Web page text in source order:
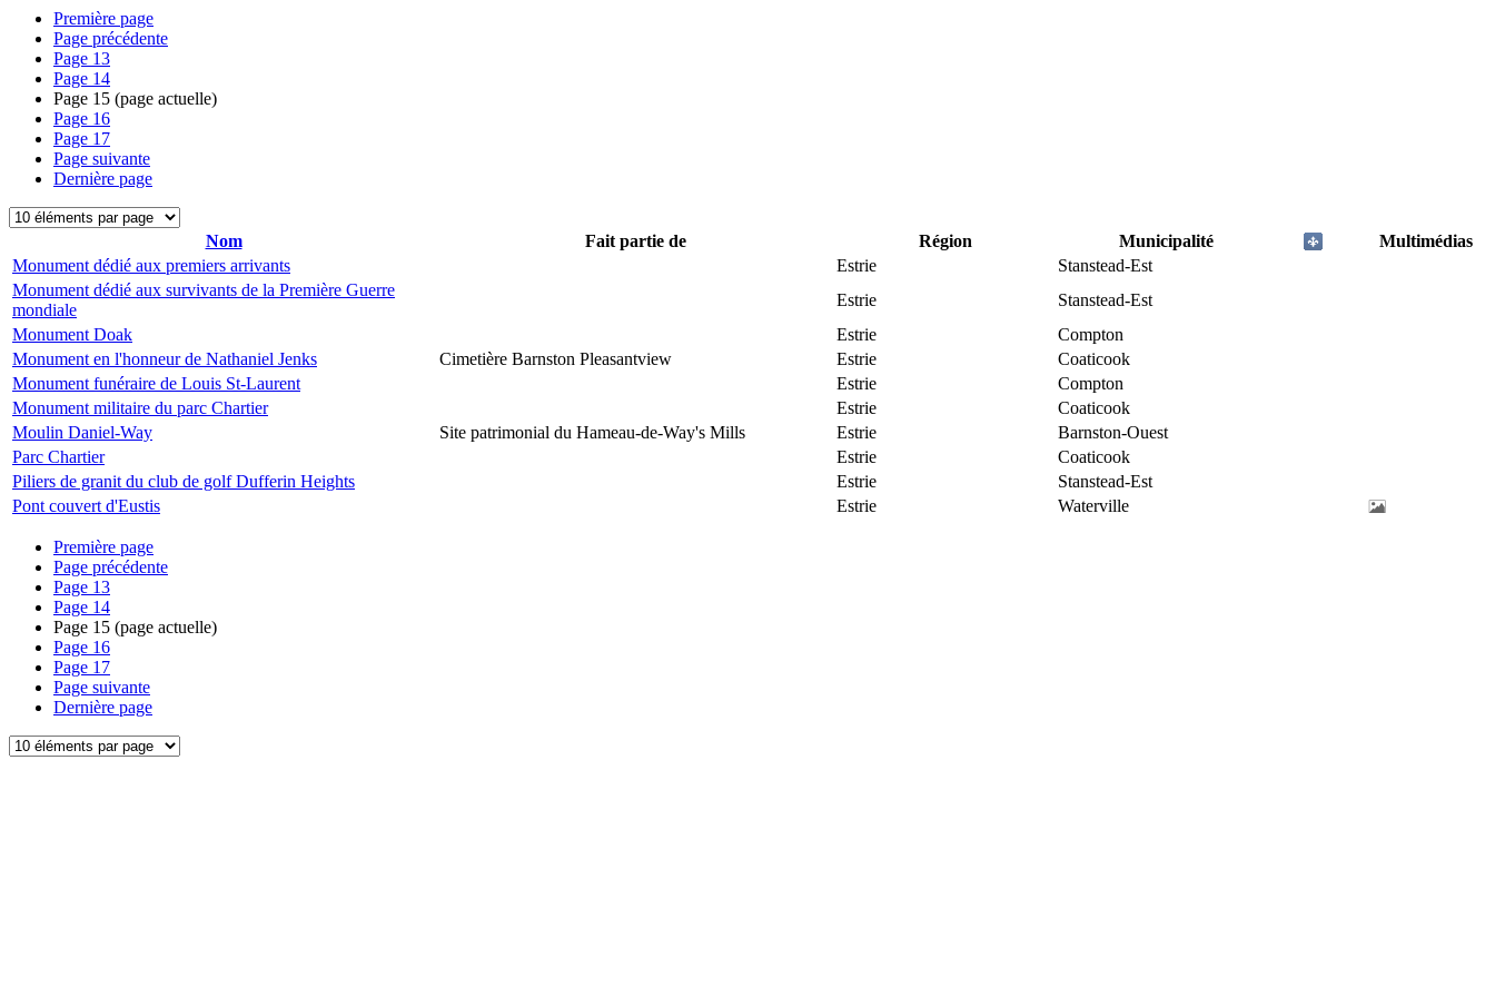
Première page
Page précédente
Page 13
Page 14
Page 15 (page actuelle)
Page 16
Page 17
Page suivante
Dernière page
Nom Fait partie de Région Municipalité
Multimédias
Monument dédié aux premiers arrivants
Estrie
Stanstead-Est
Monument dédié aux survivants de la Première Guerre
mondiale
Estrie
Stanstead-Est
Monument Doak
Estrie
Compton
Monument en l'honneur de Nathaniel Jenks
Cimetière Barnston Pleasantview Estrie
Coaticook
Monument funéraire de Louis St-Laurent
Estrie
Compton
Monument militaire du parc Chartier
Estrie
Coaticook
Moulin Daniel-Way
Site patrimonial du Hameau-de-Way's Mills Estrie
Barnston-Ouest
Parc Chartier
Estrie
Coaticook
Piliers de granit du club de golf Dufferin Heights
Estrie
Stanstead-Est
Pont couvert d'Eustis
Estrie Waterville
Première page
Page précédente
Page 13
Page 14
Page 15 (page actuelle)
Page 16
Page 17
Page suivante
Dernière page